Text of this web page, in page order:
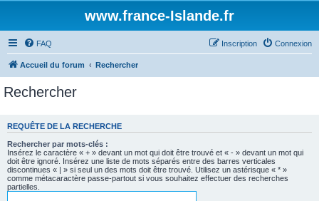
www.france-Islande.fr
FAQ Connexion
Inscription
Accueil du forum Rechercher
Rechercher
REQUÊTE DE LA RECHERCHE
Rechercher par mots-clés :
Insérez le caractère « + » devant un mot qui doit être trouvé et « - » devant un mot qui
doit être ignoré. Insérez une liste de mots séparés entre des barres verticales
discontinues « | » si seul un des mots doit être trouvé. Utilisez un astérisque « * »
comme métacaractère passe-partout si vous souhaitez effectuer des recherches
partielles.